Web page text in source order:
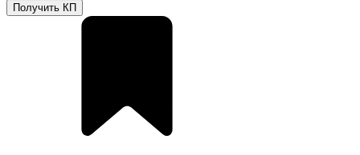
Получить КП